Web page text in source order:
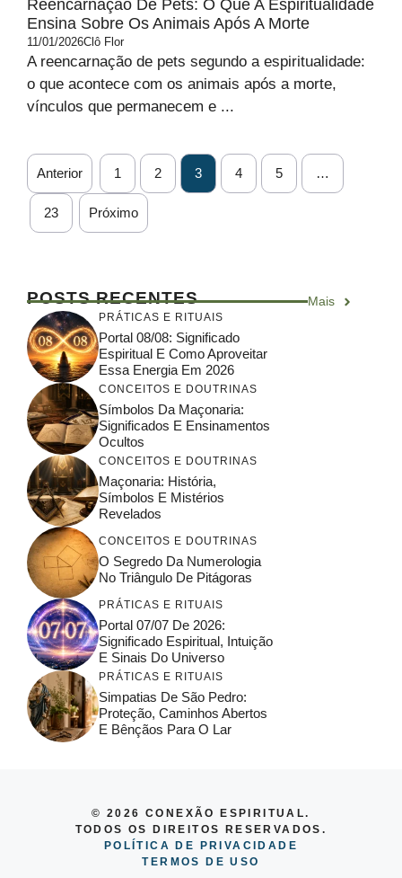
Reencarnação De Pets: O Que A Espiritualidade
Ensina Sobre Os Animais Após A Morte
11/01/2026Clô Flor
A reencarnação de pets segundo a espiritualidade:
o que acontece com os animais após a morte,
vínculos que permanecem e ...
Anterior 1 2 3 4 5 …
23 Próximo
POSTS RECENTES Mais
PRÁTICAS E RITUAIS
Portal 08/08: Significado
Espiritual E Como Aproveitar
Essa Energia Em 2026
CONCEITOS E DOUTRINAS
Símbolos Da Maçonaria:
Significados E Ensinamentos
Ocultos
CONCEITOS E DOUTRINAS
Maçonaria: História,
Símbolos E Mistérios
Revelados
CONCEITOS E DOUTRINAS
O Segredo Da Numerologia
No Triângulo De Pitágoras
PRÁTICAS E RITUAIS
Portal 07/07 De 2026:
Significado Espiritual, Intuição
E Sinais Do Universo
PRÁTICAS E RITUAIS
Simpatias De São Pedro:
Proteção, Caminhos Abertos
E Bênçãos Para O Lar
© 2026 CONEXÃO ESPIRITUAL.
TODOS OS DIREITOS RESERVADOS.
POLÍTICA DE PRIVACIDADE
TERMOS DE USO